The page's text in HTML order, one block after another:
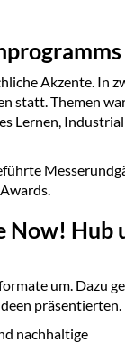
Akzente. In
statt. Themen
Lernen,
Now! Hub
um. Dazu
präsentierten.
nachhaltige